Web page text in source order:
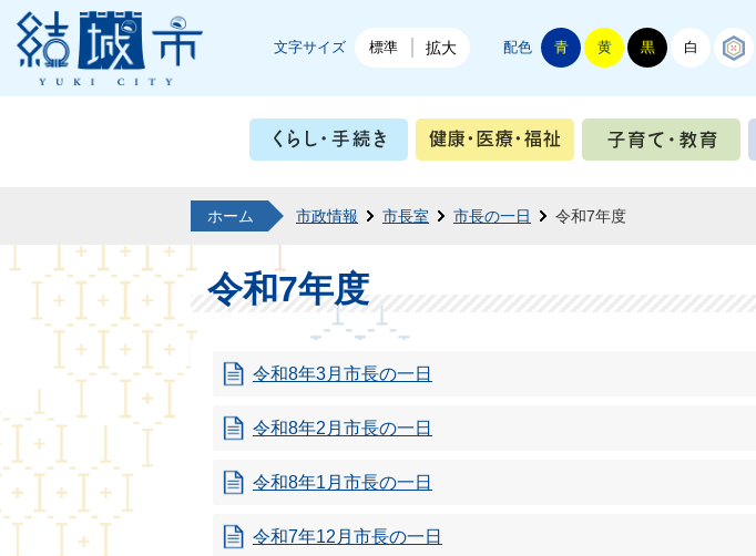
結城市公式ホームページ
文字サイズ 標準 拡大 配色 青 黄 黒 白
くらし・手続き 健康・医療・福祉
ホーム 市政情報 市長室 市長の一日 令和7年度
令和7年度
令和8年3月市長の一日
令和8年2月市長の一日
令和8年1月市長の一日
令和7年12月市長の一日